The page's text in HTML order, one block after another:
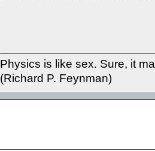
Physics is like sex. Sure, it
(Richard P. Feynman)